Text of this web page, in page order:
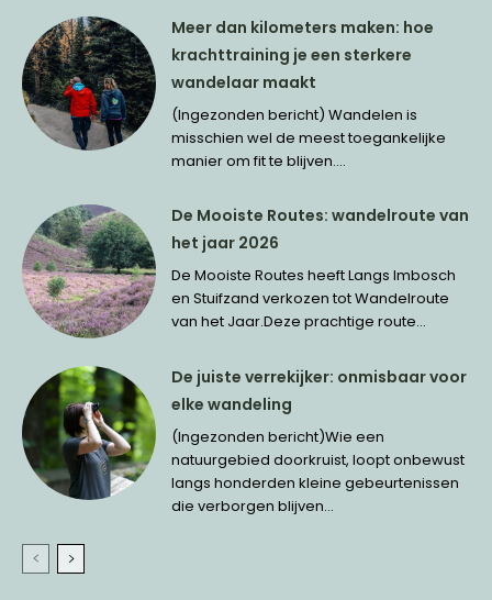
Meer dan kilometers maken: hoe
krachttraining je een sterkere
wandelaar maakt
(Ingezonden bericht) Wandelen is
misschien wel de meest toegankelijke
manier om fit te blijven....
De Mooiste Routes: wandelroute van
het jaar 2026
De Mooiste Routes heeft Langs Imbosch
en Stuifzand verkozen tot Wandelroute
van het Jaar.Deze prachtige route...
De juiste verrekijker: onmisbaar voor
elke wandeling
(Ingezonden bericht)Wie een
natuurgebied doorkruist, loopt onbewust
langs honderden kleine gebeurtenissen
die verborgen blijven...